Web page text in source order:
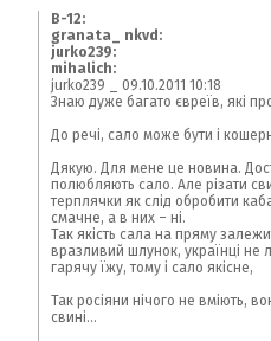
В-12:
granata_ nkvd:
jurko239:
mihalich:
jurko239 _ 09.10.2011 10:18
Знаю дуже багато євреїв, які
До речі, сало може бути і
Дякую. Для мене це новина.
полюбляють сало. Але різати
терплячки як слід обробити
смачне, а в них – ні.
Так якість сала на пряму
вразливий шлунок, українці не
гарячу їжу, тому і сало якісне,
Так росіяни нічого не вміють,
свині...